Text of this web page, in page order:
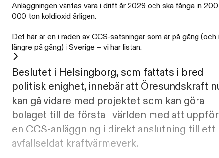
Anläggningen väntas vara i drift år 2029 och ska fånga in 200
000 ton koldioxid årligen.
Det här är en i raden av CCS-satsningar som är på gång (och
längre på gång) i Sverige – vi har listan.
Beslutet i Helsingborg, som fattats i bred
politisk enighet, innebär att Öresundskraft
kan gå vidare med projektet som kan göra
bolaget till de första i världen med att
en CCS-anläggning i direkt anslutning till ett
avfallseldat kraftvärmeverk.